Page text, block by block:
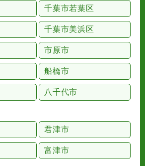
千葉市若葉区
千葉市美浜区
市原市
船橋市
八千代市
君津市
富津市